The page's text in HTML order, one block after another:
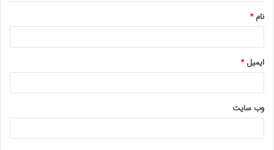
نام*
ایمیل*
وب‌ سایت